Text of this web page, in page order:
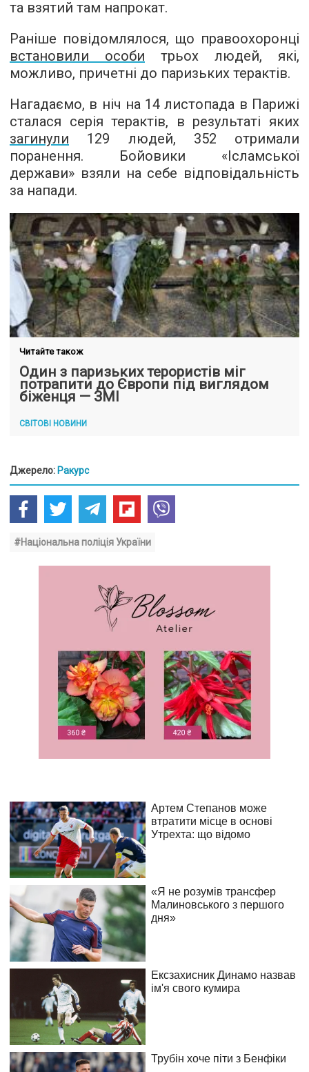
та взятий там напрокат.
Раніше повідомлялося, що правоохоронці
встановили особи трьох людей, які,
можливо, причетні до паризьких терактів.
Нагадаємо, в ніч на 14 листопада в Парижі
сталася серія терактів, в результаті яких
загинули 129 людей, 352 отримали
поранення. Бойовики «Ісламської
держави» взяли на себе відповідальність
за напади.
Читайте також
Один з паризьких терористів міг
потрапити до Європи під виглядом
біженця — ЗМІ
СВІТОВІ НОВИНИ
Джерело: Ракурс
#Національна поліція України